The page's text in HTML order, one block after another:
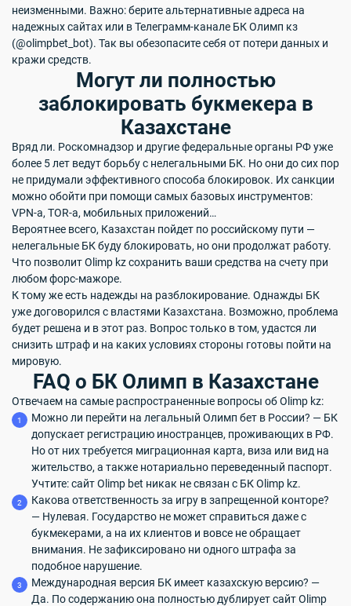
неизменными. Важно: берите альтернативные адреса на
надежных сайтах или в Телеграмм-канале БК Олимп кз
(@olimpbet_bot). Так вы обезопасите себя от потери данных и
кражи средств.
Могут ли полностью
заблокировать букмекера в
Казахстане
Вряд ли. Роскомнадзор и другие федеральные органы РФ уже
более 5 лет ведут борьбу с нелегальными БК. Но они до сих пор
не придумали эффективного способа блокировок. Их санкции
можно обойти при помощи самых базовых инструментов:
VPN-а, TOR-а, мобильных приложений…
Вероятнее всего, Казахстан пойдет по российскому пути —
нелегальные БК буду блокировать, но они продолжат работу.
Что позволит Olimp kz сохранить ваши средства на счету при
любом форс-мажоре.
К тому же есть надежды на разблокирование. Однажды БК
уже договорился с властями Казахстана. Возможно, проблема
будет решена и в этот раз. Вопрос только в том, удастся ли
снизить штраф и на каких условиях стороны готовы пойти на
мировую.
FAQ о БК Олимп в Казахстане
Отвечаем на самые распространенные вопросы об Olimp kz:
Можно ли перейти на легальный Олимп бет в России? — БК
допускает регистрацию иностранцев, проживающих в РФ.
Но от них требуется миграционная карта, виза или вид на
жительство, а также нотариально переведенный паспорт.
Учтите: сайт Olimp bet никак не связан с БК Olimp kz.
Какова ответственность за игру в запрещенной конторе?
— Нулевая. Государство не может справиться даже с
букмекерами, а на их клиентов и вовсе не обращает
внимания. Не зафиксировано ни одного штрафа за
подобное нарушение.
Международная версия БК имеет казахскую версию? —
Да. По содержанию она полностью дублирует сайт Olimp